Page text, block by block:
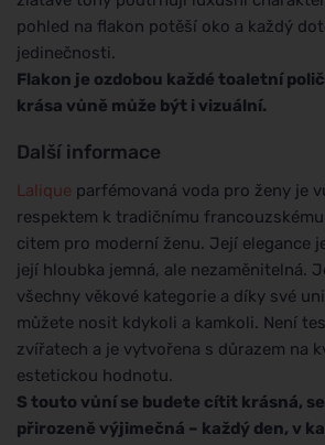
pohled na flakon potěší oko a každý
jedinečnosti.
Flakon je ozdobou každé toaletní
krása vůně může být i vizuální.
Další informace
Lalique parfémovaná voda pro ženy je
respektem k tradičnímu
citem pro moderní ženu. Její elegance
její hloubka jemná, ale nezaměnitelná.
všechny věkové kategorie a díky své
můžete nosit kdykoli a kamkoli. Není
zvířatech a je vytvořena s důrazem na
estetickou hodnotu.
S touto vůní se budete cítit krásná,
přirozeně výjimečná – každý den, v